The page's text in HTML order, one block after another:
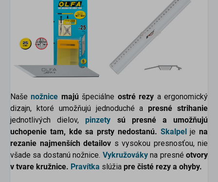
Našenožnice majú špeciálne ostré rezy a ergonomický
dizajn, ktoré umožňujú jednoduché a presné strihanie
jednotlivých dielov, pinzety sú presné a umožňujú
uchopenie tam, kde sa prsty nedostanú. Skalpelje na
rezanie najmenších detailov s vysokou presnosťou, nie
všade sa dostanú nožnice. Vykružováky na presnéotvory
v tvare kružnice. Pravítka slúžia pre čisté rezy a ohyby.